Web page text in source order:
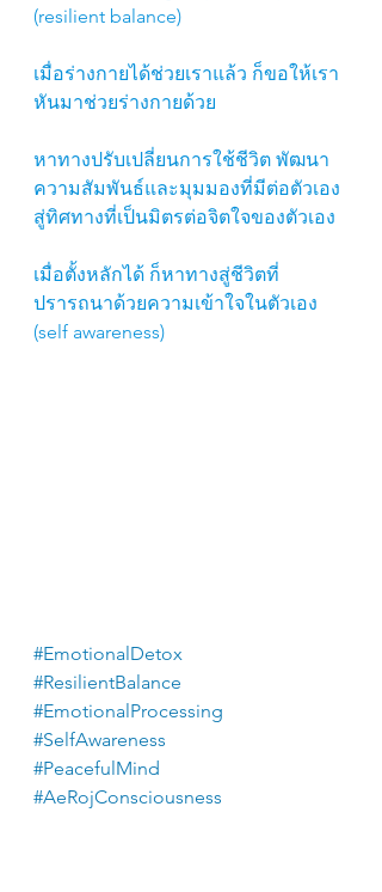
(resilient balance)
เมื่อร่างกายได้ช่วยเราแล้ว ก็ขอให้เรา
หันมาช่วยร่างกายด้วย
หาทางปรับเปลี่ยนการใช้ชีวิต พัฒนา
ความสัมพันธ์และมุมมองที่มีต่อตัวเอง
สู่ทิศทางที่เป็นมิตรต่อจิตใจของตัวเอง
เมื่อตั้งหลักได้ ก็หาทางสู่ชีวิตที่
ปรารถนาด้วยความเข้าใจในตัวเอง
(self awareness)
#EmotionalDetox
#ResilientBalance
#EmotionalProcessing
#SelfAwareness
#PeacefulMind
#AeRojConsciousness